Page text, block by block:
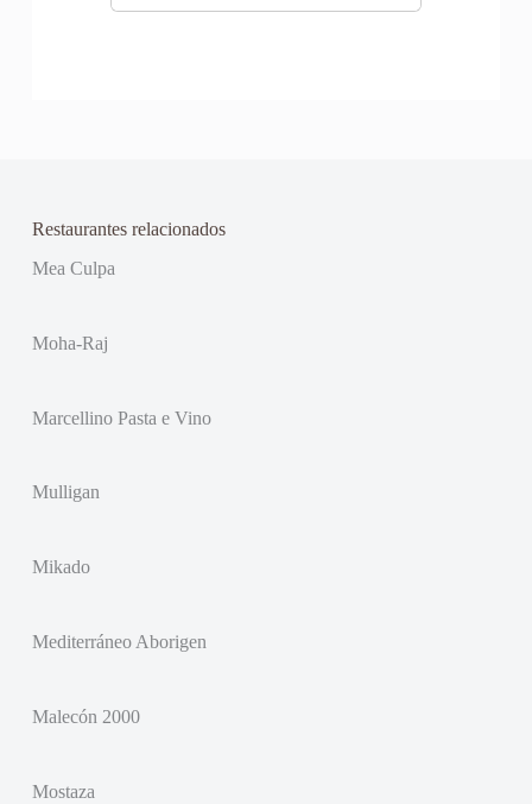
Restaurantes relacionados
Mea Culpa
Moha-Raj
Marcellino Pasta e Vino
Mulligan
Mikado
Mediterráneo Aborigen
Malecón 2000
Mostaza